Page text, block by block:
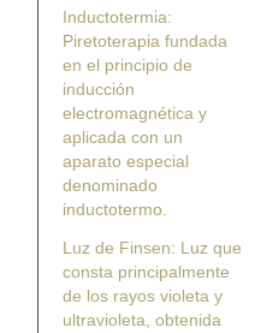
Inductotermia:
Piretoterapia fundada
en el principio de
inducción
electromagnética y
aplicada con un
aparato especial
denominado
inductotermo.
Luz de Finsen: Luz que
consta principalmente
de los rayos violeta y
ultravioleta, obtenida